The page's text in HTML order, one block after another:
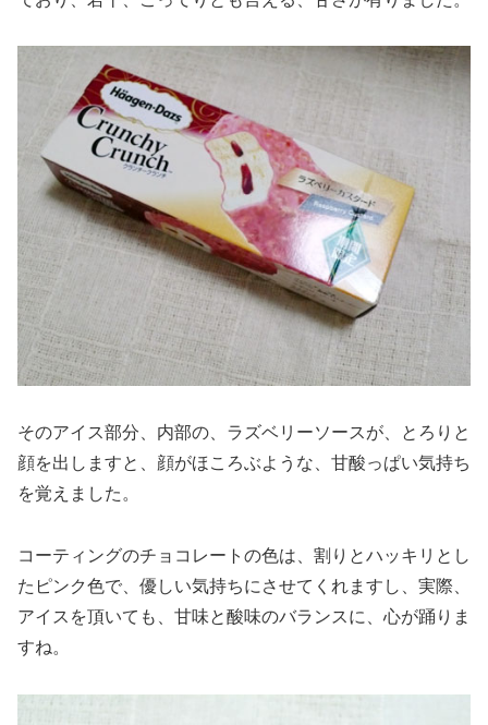
そのアイス部分、内部の、ラズベリーソースが、とろりと
顔を出しますと、顔がほころぶような、甘酸っぱい気持ち
を覚えました。
コーティングのチョコレートの色は、割りとハッキリとし
たピンク色で、優しい気持ちにさせてくれますし、実際、
アイスを頂いても、甘味と酸味のバランスに、心が踊りま
すね。